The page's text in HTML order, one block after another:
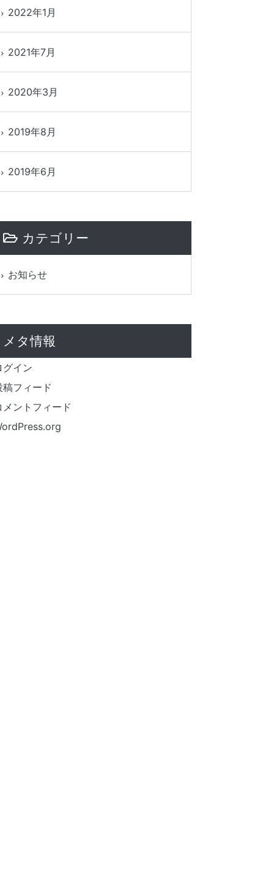
2022年1月
2021年7月
2020年3月
2019年8月
2019年6月
カテゴリー
お知らせ
メタ情報
グイン
稿フィード
メントフィード